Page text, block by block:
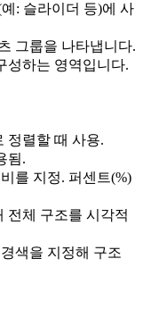
: 슬라이더 등)에 사
그룹을 나타냅니다.
성하는 영역입니다.
정렬할 때 사용.
됨.
를 지정. 퍼센트(%)
전체 구조를 시각적
색을 지정해 구조